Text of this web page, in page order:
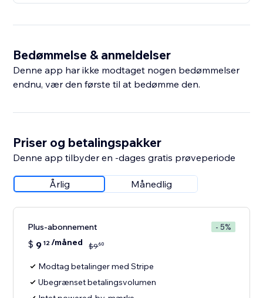
Bedømmelse & anmeldelser
Denne app har ikke modtaget nogen bedømmelser
endnu, vær den første til at bedømme den.
Priser og betalingspakker
Denne app tilbyder en -dages gratis prøveperiode
Årlig Månedlig
Plus-abonnement - 5%
$ 9 12/måned $960
Modtag betalinger med Stripe
Ubegrænset betalingsvolumen